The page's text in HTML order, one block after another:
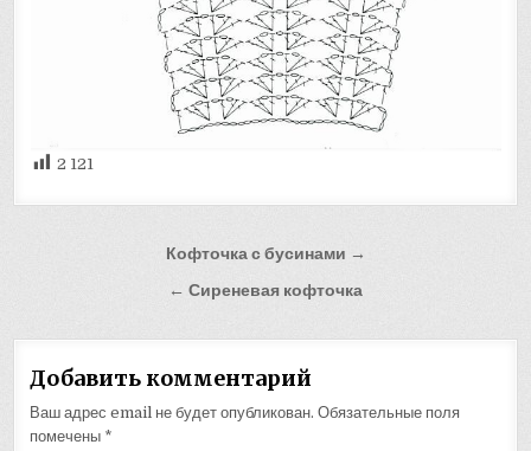
2 121
НавигацияКофточка с бусинами →
← Сиреневая кофточка
Добавить комментарий
Ваш адрес email не будет опубликован. Обязательные поля
помечены *